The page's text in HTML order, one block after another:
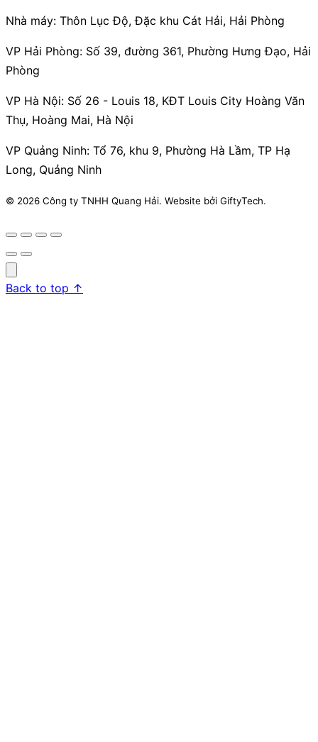
Nhà máy: Thôn Lục Độ, Đặc khu Cát Hải, Hải Phòng
VP Hải Phòng: Số 39, đường 361, Phường Hưng Đạo, Hải
Phòng
VP Hà Nội: Số 26 - Louis 18, KĐT Louis City Hoàng Văn
Thụ, Hoàng Mai, Hà Nội
VP Quảng Ninh: Tổ 76, khu 9, Phường Hà Lầm, TP Hạ
Long, Quảng Ninh
© 2026 Công ty TNHH Quang Hải. Website bởi GiftyTech.
Back to top ↑